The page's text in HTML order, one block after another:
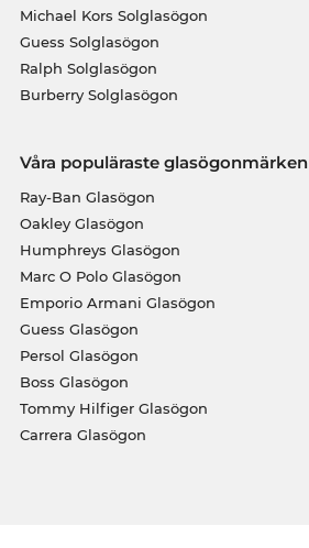
Michael Kors Solglasögon
Guess Solglasögon
Ralph Solglasögon
Burberry Solglasögon
Våra populäraste glasögonmärken
Ray-Ban Glasögon
Oakley Glasögon
Humphreys Glasögon
Marc O Polo Glasögon
Emporio Armani Glasögon
Guess Glasögon
Persol Glasögon
Boss Glasögon
Tommy Hilfiger Glasögon
Carrera Glasögon